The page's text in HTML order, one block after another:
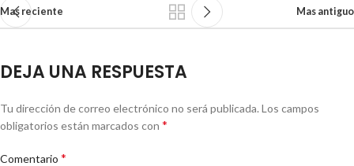
Mas reciente Mas antiguo
DEJA UNA RESPUESTA
Tu dirección de correo electrónico no será publicada. Los campos
obligatorios están marcados con *
Comentario *